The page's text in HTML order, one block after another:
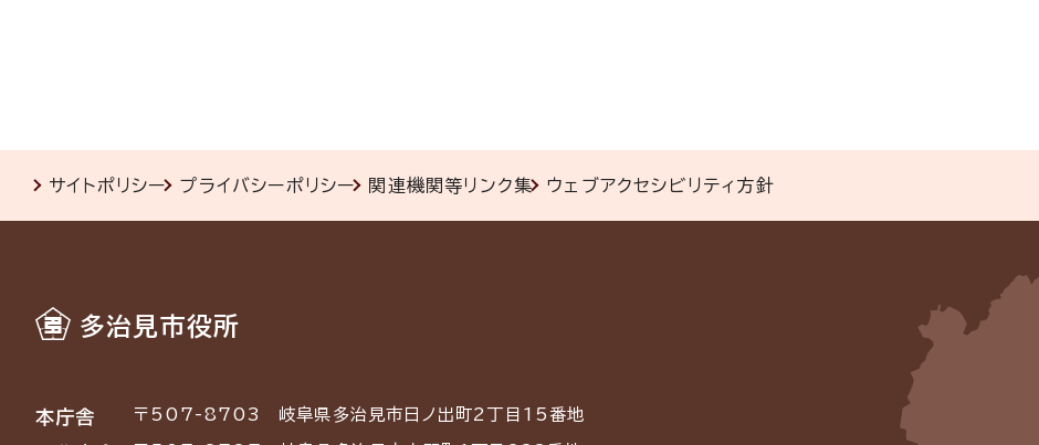
サイトポリシー プライバシーポリシー 関連機関等リンク集 ウェブアクセシビリティ方針
多治見市役所
本庁舎 〒507-8703 岐阜県多治見市日ノ出町2丁目15番地